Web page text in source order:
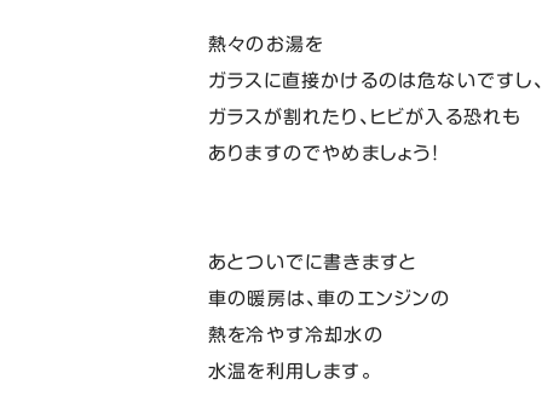
熱々のお湯を
ガラスに直接かけるのは危ないですし
ガラスが割れたり、ヒビが入る恐れも
ありますのでやめましょう！
あとついでに書きますと
車の暖房は、車のエンジンの
熱を冷やす冷却水の
水温を利用します。